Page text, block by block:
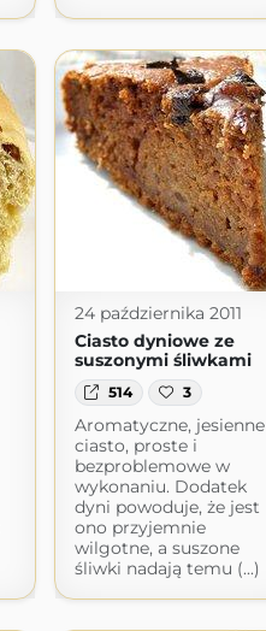
24 października 2011
Ciasto dyniowe ze
suszonymi śliwkami
514 3
Aromatyczne, jesienne
ciasto, proste i
bezproblemowe w
wykonaniu. Dodatek
dyni powoduje, że jest
ono przyjemnie
wilgotne, a suszone
śliwki nadają temu (...)